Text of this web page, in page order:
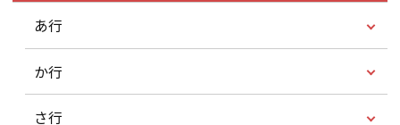
あ行
か行
さ行